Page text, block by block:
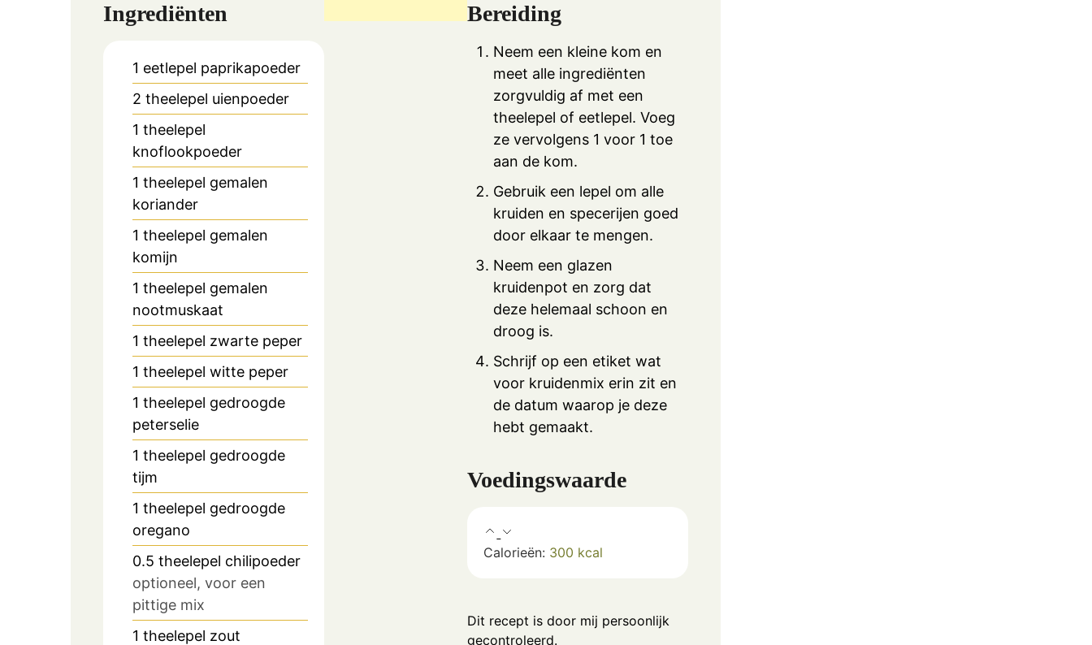
Ingrediënten
1 eetlepel paprikapoeder
2 theelepel uienpoeder
1 theelepel
knoflookpoeder
1 theelepel gemalen
koriander
1 theelepel gemalen
komijn
1 theelepel gemalen
nootmuskaat
1 theelepel zwarte peper
1 theelepel witte peper
1 theelepel gedroogde
peterselie
1 theelepel gedroogde
tijm
1 theelepel gedroogde
oregano
0.5 theelepel chilipoeder
optioneel, voor een
pittige mix
1 theelepel zout
Bereiding
Neem een kleine kom en
meet alle ingrediënten
zorgvuldig af met een
theelepel of eetlepel. Voeg
ze vervolgens 1 voor 1 toe
aan de kom.
Gebruik een lepel om alle
kruiden en specerijen goed
door elkaar te mengen.
Neem een glazen
kruidenpot en zorg dat
deze helemaal schoon en
droog is.
Schrijf op een etiket wat
voor kruidenmix erin zit en
de datum waarop je deze
hebt gemaakt.
Voedingswaarde
Calorieën: 300 kcal
Dit recept is door mij persoonlijk
gecontroleerd.